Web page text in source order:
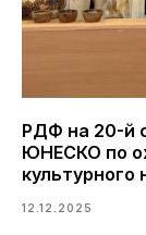
РДФ на 20-й
ЮНЕСКО по
культурного
12.12.2025